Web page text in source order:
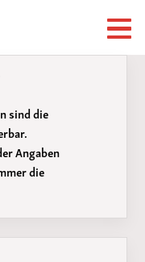
sind die
Angaben
die